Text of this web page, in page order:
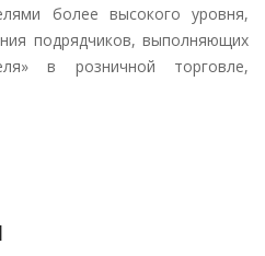
более высокого уровня,
подрядчиков, выполняющих
в розничной торговле,